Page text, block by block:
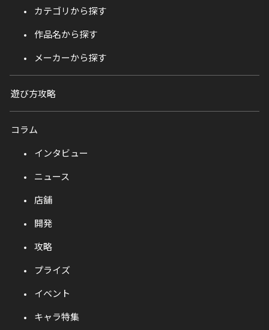
カテゴリから探す
作品名から探す
メーカーから探す
遊び方攻略
コラム
インタビュー
ニュース
店舗
開発
攻略
プライズ
イベント
キャラ特集